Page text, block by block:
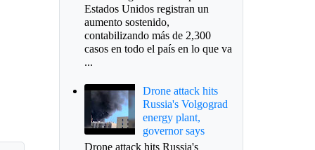
Estados Unidos registran un
aumento sostenido,
contabilizando más de 2,300
casos en todo el país en lo que va
...
Drone attack hits
Russia's Volgograd
energy plant,
governor says
Drone attack hits Russia's